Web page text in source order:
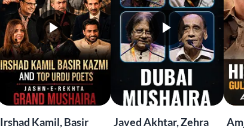
Irshad Kamil, Basir
Javed Akhtar, Zehra